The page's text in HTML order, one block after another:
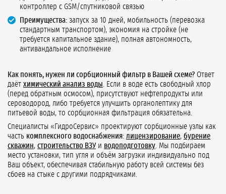
контроллер с GSM/спутниковой связью
Преимущества: запуск за 10 дней, мобильность (перевозка
стандартным транспортом), экономия на стройке (не
требуется капитальное здание), полная автономность,
антивандальное исполнение
Как понять, нужен ли сорбционный фильтр в Вашей схеме? Ответ
даёт химический анализ воды . Если в воде есть свободный хлор
(перед обратным осмосом), присутствуют нефтепродукты или
сероводород, либо требуется улучшить органолептику для
питьевой воды, то сорбционная фильтрация обязательна.
Специалисты «ГидроСервис» проектируют сорбционные узлы как
часть комплексного водоснабжения: лицензирование, бурение
скважин, строительство ВЗУи водоподготовку . Мы подбираем
место установки, тип угля и объём загрузки индивидуально под
Ваш объект, обеспечивая стабильную работу всей системы без
сбоев на стыке с другими подрядчиками.